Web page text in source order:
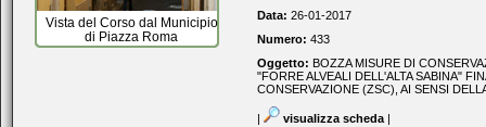
Vista del Corso dal Municipio
di Piazza Roma
Data: 26-01-2017
Numero: 433
Oggetto: BOZZA MISURE DI
"FORRE ALVEALI DELL'ALTA SABINA"
CONSERVAZIONE (ZSC), AI SENSI
visualizza scheda|